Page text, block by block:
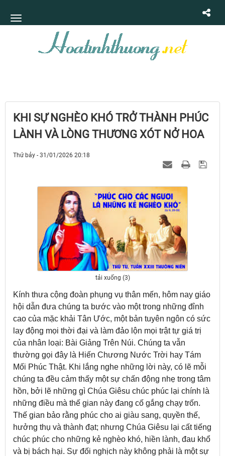
KHI SỰ NGHÈO KHÓ TRỞ THÀNH PHÚC
LÀNH VÀ LÒNG THƯƠNG XÓT NỞ HOA
Thứ bảy - 31/01/2026 20:18
tải xuống (3)
Kính thưa cộng đoàn phụng vụ thân mến, hôm nay giáo
hội dẫn đưa chúng ta bước vào một trong những đỉnh
cao của mặc khải Tân Ước, một bản tuyên ngôn có sức
lay động mọi thời đại và làm đảo lộn mọi trật tự giá trị
của nhân loại: Bài Giảng Trên Núi. Chúng ta vẫn
thường gọi đây là Hiến Chương Nước Trời hay Tám
Mối Phúc Thật. Khi lắng nghe những lời này, có lẽ mỗi
chúng ta đều cảm thấy một sự chấn động nhẹ trong tâm
hồn, bởi lẽ những gì Chúa Giêsu chúc phúc lại chính là
những điều mà thế gian này đang cố gắng chạy trốn.
Thế gian bảo rằng phúc cho ai giàu sang, quyền thế,
hưởng thụ và thành đạt; nhưng Chúa Giêsu lại cất tiếng
chúc phúc cho những kẻ nghèo khó, hiền lành, đau khổ
và bị bách hại. Sự đối nghịch này không phải là một sự